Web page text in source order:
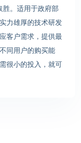
。适用于政府部
力雄厚的技术研发
客户需求，提供最
同用户的购买能
很小的投入，就可